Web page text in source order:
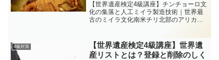
【世界遺産検定4級講座】チンチョーロ文
化の集落と人工ミイラ製造技術｜世界最
古のミイラ文化南米チリ北部のアリカ・
頃から紀元前2000年頃にかけて栄え、世
界で最も古い人...
4級対策
【世界遺産検定4級講座】世界遺
産リストとは？登録と削除のしく